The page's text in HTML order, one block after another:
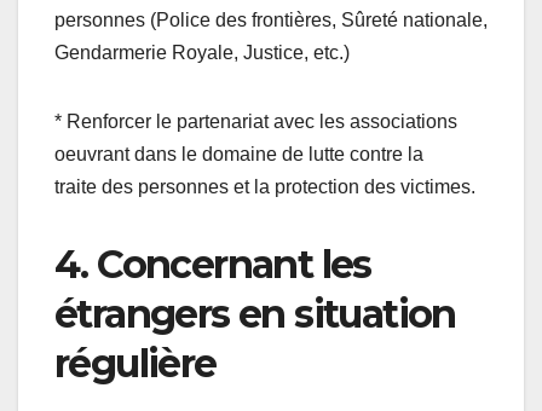
personnes (Police des frontières, Sûreté nationale,
Gendarmerie Royale, Justice, etc.)
* Renforcer le partenariat avec les associations
oeuvrant dans le domaine de lutte contre la
traite des personnes et la protection des victimes.
4. Concernant les
étrangers en situation
régulière